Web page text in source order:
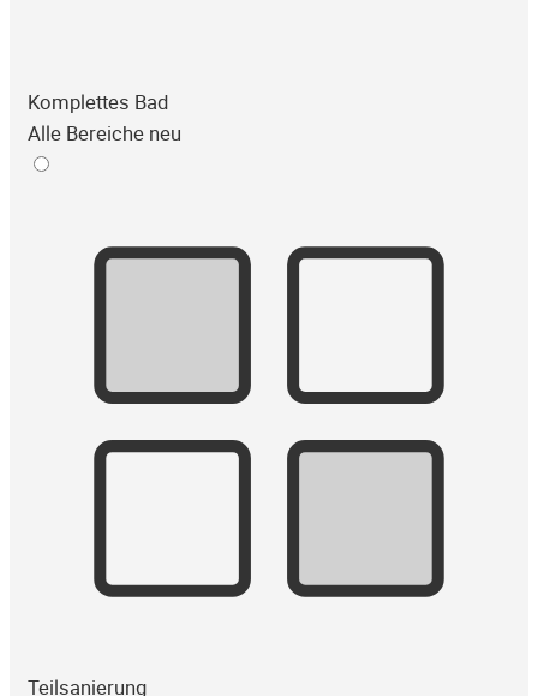
Komplettes Bad
Alle Bereiche neu
Teilsanierung